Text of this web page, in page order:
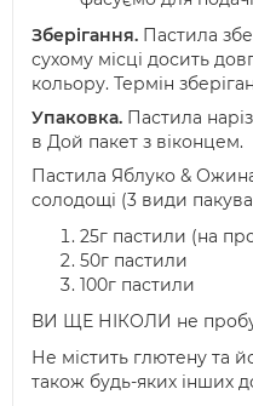
Зберігання. Пастила
сухому місці досить
кольору. Термін
Упаковка. Пастила
в Дой пакет з віконцем.
Пастила Яблуко &
солодощі (3 види
25г пастили (на
50г пастили
100г пастили
ВИ ЩЕ НІКОЛИ не
Не містить глютену та
також будь-яких інших